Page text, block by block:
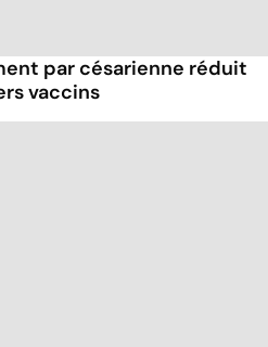
par césarienne réduit
vaccins